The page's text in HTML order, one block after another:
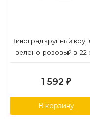
Виноград крупный
зелено-розовый в-22
1 592 ₽
В корзину